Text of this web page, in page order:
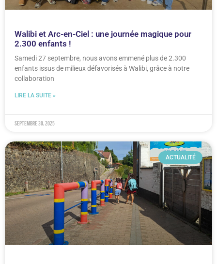
Walibi et Arc-en-Ciel : une journée magique pour
2.300 enfants !
Samedi 27 septembre, nous avons emmené plus de 2.300
enfants issus de milieux défavorisés à Walibi, grâce à notre
collaboration
LIRE LA SUITE »
septembre 30, 2025
ACTUALITÉ